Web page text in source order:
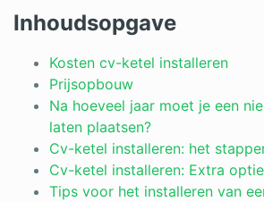
Inhoudsopgave
Kosten cv-ketel installeren
Prijsopbouw
Na hoeveel jaar moet je een
laten plaatsen?
Cv-ketel installeren: het
Cv-ketel installeren: Extra
Tips voor het installeren van